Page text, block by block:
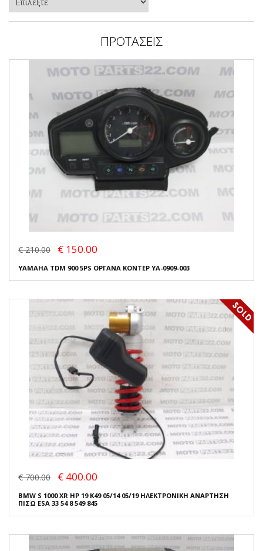
ΠΡΟΤΑΣΕΙΣ
€ 210.00 € 150.00
YAMAHA TDM 900 5PS ΟΡΓΑΝΑ ΚΟΝΤΕΡ YA-0909-003
€ 700.00 € 400.00
BMW S 1000 XR HP 19 K49 05/14 05/19 ΗΛΕΚΤΡΟΝΙΚΗ ΑΝΑΡΤΗΣΗ
ΠΙΣΩ ESA 33 54 8 549 845